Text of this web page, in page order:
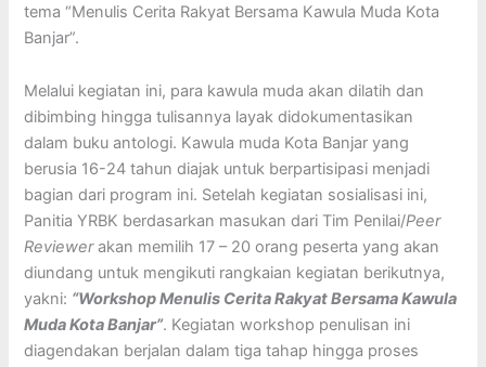
tema “Menulis Cerita Rakyat Bersama Kawula Muda Kota
Banjar”.
Melalui kegiatan ini, para kawula muda akan dilatih dan
dibimbing hingga tulisannya layak didokumentasikan
dalam buku antologi. Kawula muda Kota Banjar yang
berusia 16-24 tahun diajak untuk berpartisipasi menjadi
bagian dari program ini. Setelah kegiatan sosialisasi ini,
Panitia YRBK berdasarkan masukan dari Tim Penilai/Peer
Reviewerakan memilih 17 – 20 orang peserta yang akan
diundang untuk mengikuti rangkaian kegiatan berikutnya,
yakni: “Workshop Menulis Cerita Rakyat Bersama Kawula
Muda Kota Banjar”. Kegiatan workshop penulisan ini
diagendakan berjalan dalam tiga tahap hingga proses